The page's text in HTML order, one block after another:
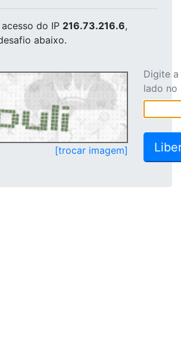
do IP 216.73.216.6,
abaixo.
[trocar imagem]
Digite
lado no